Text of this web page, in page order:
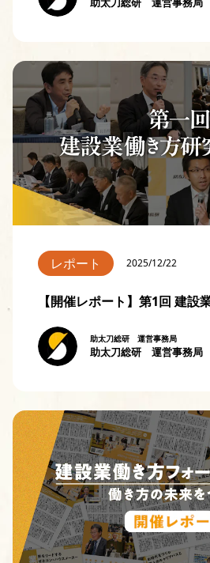
レポート 2025/12/22
【開催レポート】第1回 建設
助太刀総研 運営事務局
助太刀総研 運営事務局